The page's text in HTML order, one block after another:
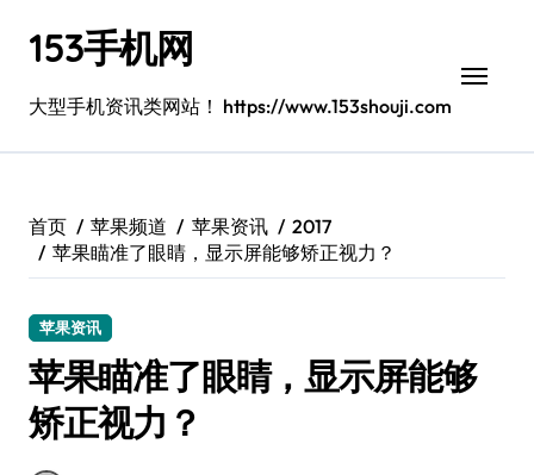
153手机网
大型手机资讯类网站！ https://www.153shouji.com
首页 苹果频道 苹果资讯
2017
苹果瞄准了眼睛，显示屏能够矫正视力？
苹果资讯
苹果瞄准了眼睛，显示屏能够
矫正视力？